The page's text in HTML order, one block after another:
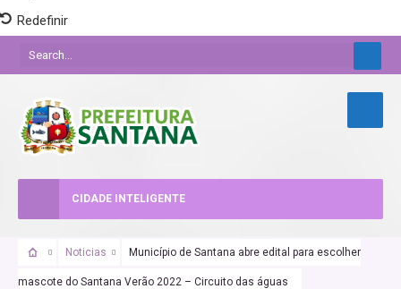
Redefinir
CIDADE INTELIGENTE
Noticias Município de Santana abre edital para escolher
mascote do Santana Verão 2022 – Circuito das águas